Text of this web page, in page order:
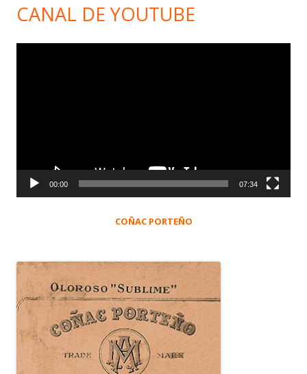
CANAL DE YOUTUBE
00:00 07:34
COÑAC PORTEÑO